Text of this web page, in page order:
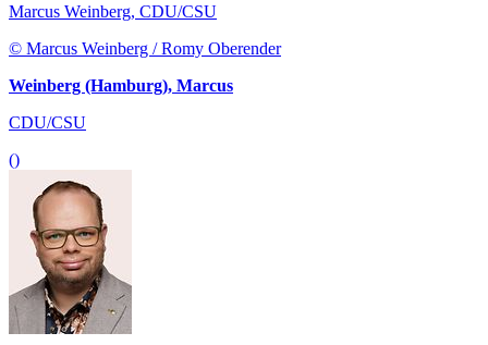
Marcus Weinberg, CDU/CSU
© Marcus Weinberg / Romy Oberender
Weinberg (Hamburg), Marcus
CDU/CSU
()